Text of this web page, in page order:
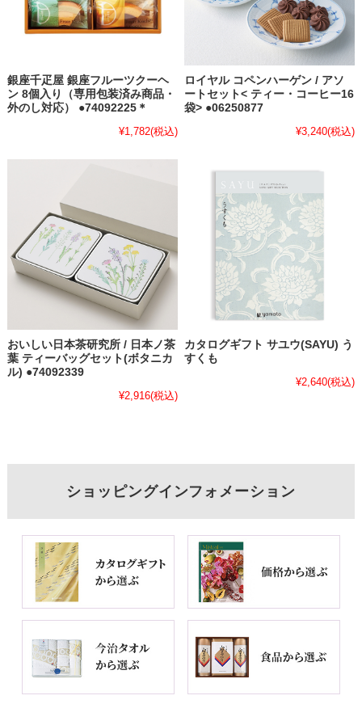
銀座千疋屋 銀座フルーツクーヘ
ン 8個入り（専用包装済み商品・
外のし対応） ●74092225＊
¥1,782(税込)
ロイヤル コペンハーゲン / アソ
ートセット< ティー・コーヒー16
袋> ●06250877
¥3,240(税込)
おいしい日本茶研究所 / 日本ノ茶
葉 ティーバッグセット(ボタニカ
ル) ●74092339
¥2,916(税込)
カタログギフト サユウ(SAYU) う
すくも
¥2,640(税込)
ショッピングインフォメーション